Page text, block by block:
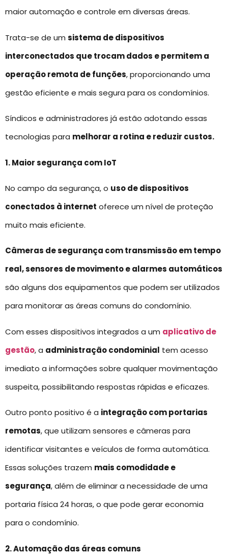
maior automação e controle em diversas áreas.
Trata-se de um sistema de dispositivos
interconectados que trocam dados e permitem a
operação remota de funções, proporcionando uma
gestão eficiente e mais segura para os condomínios.
Síndicos e administradores já estão adotando essas
tecnologias para melhorar a rotina e reduzir custos.
1. Maior segurança com IoT
No campo da segurança, o uso de dispositivos
conectados à internet oferece um nível de proteção
muito mais eficiente.
Câmeras de segurança com transmissão em tempo
real, sensores de movimento e alarmes automáticos
são alguns dos equipamentos que podem ser utilizados
para monitorar as áreas comuns do condomínio.
Com esses dispositivos integrados a um aplicativo de
gestão, a administração condominial tem acesso
imediato a informações sobre qualquer movimentação
suspeita, possibilitando respostas rápidas e eficazes.
Outro ponto positivo é a integração com portarias
remotas, que utilizam sensores e câmeras para
identificar visitantes e veículos de forma automática.
Essas soluções trazem mais comodidade e
segurança, além de eliminar a necessidade de uma
portaria física 24 horas, o que pode gerar economia
para o condomínio.
2. Automação das áreas comuns